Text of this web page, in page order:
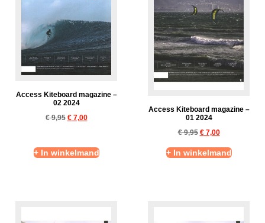
Access Kiteboard magazine –
02 2024
€9,95 €7,00
+ In winkelmand
Access Kiteboard magazine –
01 2024
€9,95 €7,00
+ In winkelmand